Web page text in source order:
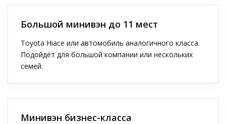
Большой минивэн до 11 мест
Toyota Hiace или автомобиль аналогичного класса.
Подойдёт для большой компании или нескольких
семей.
Минивэн бизнес-класса